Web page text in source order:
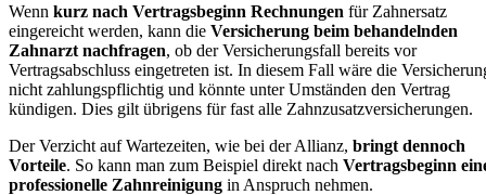
Wenn kurz nach Vertragsbeginn Rechnungen für Zahnersatz
eingereicht werden, kann die Versicherung beim behandelnden
Zahnarzt nachfragen, ob der Versicherungsfall bereits vor
Vertragsabschluss eingetreten ist. In diesem Fall wäre die
nicht zahlungspflichtig und könnte unter Umständen den Vertrag
kündigen. Dies gilt übrigens für fast alle Zahnzusatzversicherungen.
Der Verzicht auf Wartezeiten, wie bei der Allianz, bringt dennoch
Vorteile. So kann man zum Beispiel direkt nach Vertragsbeginn
professionelle Zahnreinigung in Anspruch nehmen.